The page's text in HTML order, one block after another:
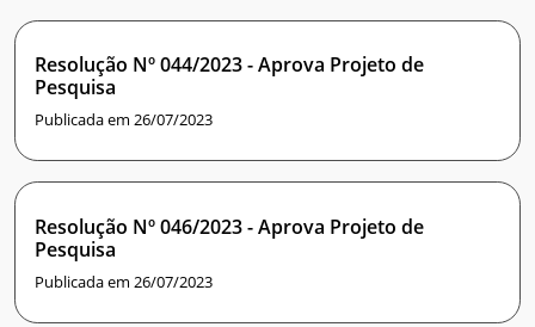
Resolução Nº 044/2023 - Aprova Projeto de
Pesquisa
Publicada em 26/07/2023
Resolução Nº 046/2023 - Aprova Projeto de
Pesquisa
Publicada em 26/07/2023